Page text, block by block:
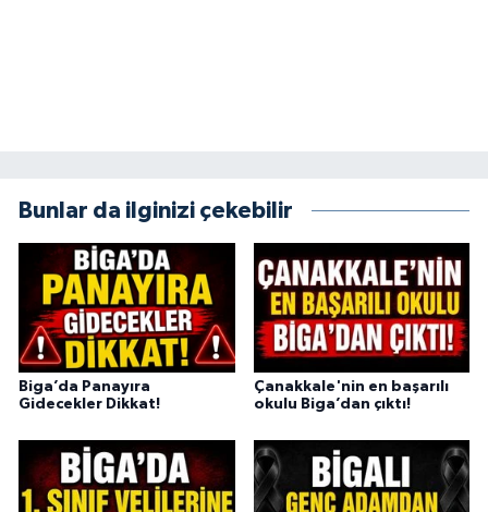
Bunlar da ilginizi çekebilir
Biga’da Panayıra
Gidecekler Dikkat!
Çanakkale'nin en başarılı
okulu Biga’dan çıktı!